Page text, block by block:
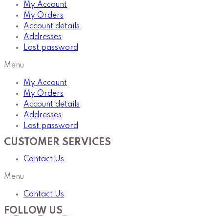
My Account
My Orders
Account details
Addresses
Lost password
Menu
My Account
My Orders
Account details
Addresses
Lost password
CUSTOMER SERVICES
Contact Us
Menu
Contact Us
FOLLOW US